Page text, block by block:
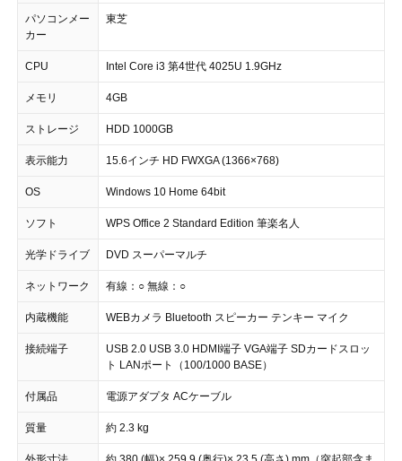
パソコンメー
カー
東芝
CPU Intel Core i3 第4世代 4025U 1.9GHz
メモリ 4GB
ストレージ HDD 1000GB
表示能力 15.6インチ HD FWXGA (1366×768)
OS Windows 10 Home 64bit
ソフト WPS Office 2 Standard Edition 筆楽名人
光学ドライブ DVD スーパーマルチ
ネットワーク 有線：○ 無線：○
内蔵機能 WEBカメラ Bluetooth スピーカー テンキー マイク
接続端子
USB 2.0 USB 3.0 HDMI端子 VGA端子 SDカードスロッ
ト LANポート（100/1000 BASE）
付属品 電源アダプタ ACケーブル
質量 約 2.3 kg